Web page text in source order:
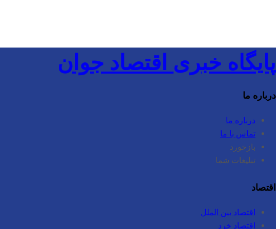
پایگاه خبری اقتصاد جوان
درباره ما
درباره ما
تماس با ما
بازخورد
تبلیغات شما
اقتصاد
اقتصاد بین الملل
اقتصاد خرد